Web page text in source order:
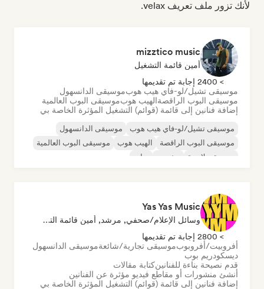
لأنك تزور ملف تعريف velax.
mizztico music
أمين قائمة التشغيل
> 2400 إجابة تم تقديمها
موسيقى تشيل/لو-فاي هيب هوبموسيقى الدانسهول
موسيقى البوب الراقصةالهيب هوبموسيقى البوب العالمية
إضافة فنانين إلى قائمة (قوائم) التشغيل المؤثرة الخاصة بي
موسيقى تشيل/لو-فاي هيب هوب
موسيقى الدانسهول
موسيقى البوب الراقصة
الهيب هوب
موسيقى البوب العالمية
موسيقى لاتينية
ريغيتون تراب
Yas Yas Music
وسائل الإعلام/صحفي, مرشد, أمين قائمة التشغيل, مؤثر على وسائل التواصل الاجتماعي
> 2800 إجابة تم تقديمها
أفروبيت/أفروبوبموسيقى تجارية/شائعةموسيقى الدانسهول
ديسكودريم بوب
قدم نصيحة بناءة للفنانينكتابة مقالات
أنشئ منشورات أو مقاطع فيديو مؤثرة عن الفنانين
إضافة فنانين إلى قائمة (قوائم) التشغيل المؤثرة الخاصة بي